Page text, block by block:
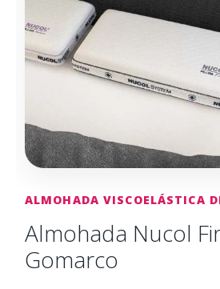
ALMOHADA VISCOELÁSTICA
Almohada Nucol
Gomarco